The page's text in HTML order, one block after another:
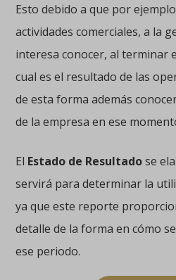
Esto debido a que por
actividades comerciales, a la
interesa conocer, al terminar
cual es el resultado de las
de esta forma además
de la empresa en ese
El Estado de Resultadose
servirá para determinar la
ya que este reporte
detalle de la forma en cómo
ese periodo.